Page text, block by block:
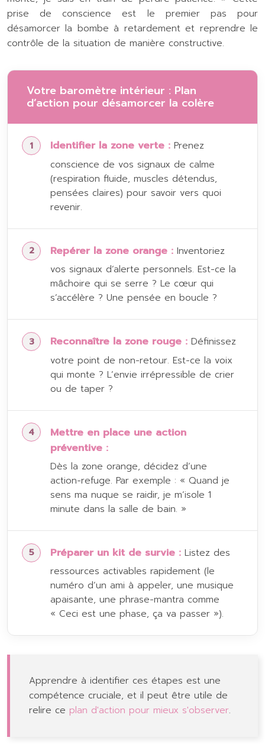
prise de conscience est le premier pas pour
désamorcer la bombe à retardement et reprendre le
contrôle de la situation de manière constructive.
Votre baromètre intérieur : Plan
d’action pour désamorcer la colère
Identifier la zone verte : Prenez
conscience de vos signaux de calme
(respiration fluide, muscles détendus,
pensées claires) pour savoir vers quoi
revenir.
Repérer la zone orange : Inventoriez
vos signaux d’alerte personnels. Est-ce la
mâchoire qui se serre ? Le cœur qui
s’accélère ? Une pensée en boucle ?
Reconnaître la zone rouge : Définissez
votre point de non-retour. Est-ce la voix
qui monte ? L’envie irrépressible de crier
ou de taper ?
Mettre en place une action
préventive :
Dès la zone orange, décidez d’une
action-refuge. Par exemple : « Quand je
sens ma nuque se raidir, je m’isole 1
minute dans la salle de bain. »
Préparer un kit de survie : Listez des
ressources activables rapidement (le
numéro d’un ami à appeler, une musique
apaisante, une phrase-mantra comme
« Ceci est une phase, ça va passer »).
Apprendre à identifier ces étapes est une
compétence cruciale, et il peut être utile de
relire ce plan d'action pour mieux s'observer.